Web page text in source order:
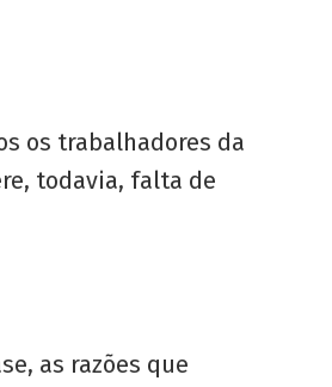
os trabalhadores da
todavia, falta de
as razões que